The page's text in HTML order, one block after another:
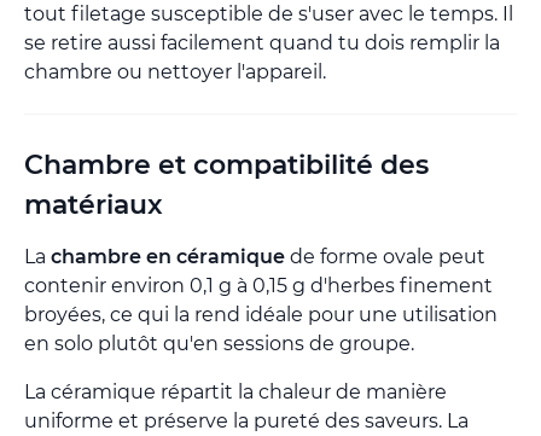
tout filetage susceptible de s'user avec le temps. Il
se retire aussi facilement quand tu dois remplir la
chambre ou nettoyer l'appareil.
Chambre et compatibilité des
matériaux
La chambre en céramique de forme ovale peut
contenir environ 0,1 g à 0,15 g d'herbes finement
broyées, ce qui la rend idéale pour une utilisation
en solo plutôt qu'en sessions de groupe.
La céramique répartit la chaleur de manière
uniforme et préserve la pureté des saveurs. La